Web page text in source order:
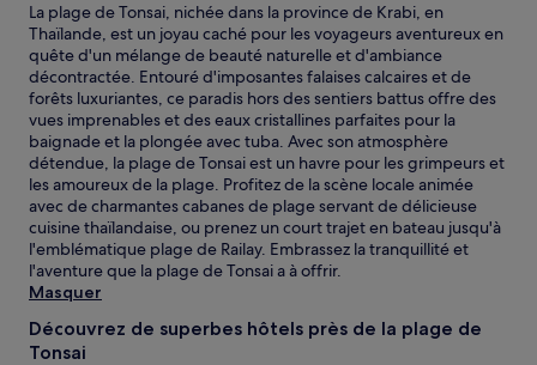
La plage de Tonsai, nichée dans la province de Krabi, en
Thaïlande, est un joyau caché pour les voyageurs aventureux en
quête d'un mélange de beauté naturelle et d'ambiance
décontractée. Entouré d'imposantes falaises calcaires et de
forêts luxuriantes, ce paradis hors des sentiers battus offre des
vues imprenables et des eaux cristallines parfaites pour la
baignade et la plongée avec tuba. Avec son atmosphère
détendue, la plage de Tonsai est un havre pour les grimpeurs et
les amoureux de la plage. Profitez de la scène locale animée
avec de charmantes cabanes de plage servant de délicieuse
cuisine thaïlandaise, ou prenez un court trajet en bateau jusqu'à
l'emblématique plage de Railay. Embrassez la tranquillité et
l'aventure que la plage de Tonsai a à offrir.
Masquer
Découvrez de superbes hôtels près de la plage de
Tonsai